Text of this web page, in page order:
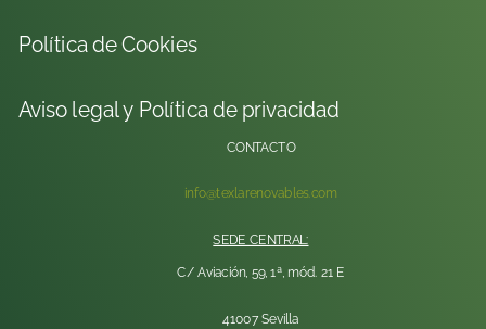
Política de Cookies
Aviso legal y Política de privacidad
CONTACTO
info@texlarenovables.com
SEDE CENTRAL:
C/ Aviación, 59, 1ª, mód. 21 E
41007 Sevilla